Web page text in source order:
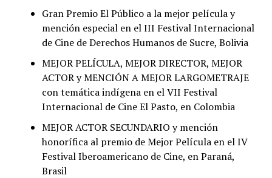
Gran Premio El Público a la mejor película y
mención especial en el III Festival Internacional
de Cine de Derechos Humanos de Sucre, Bolivia
MEJOR PELÍCULA, MEJOR DIRECTOR, MEJOR
ACTOR y MENCIÓN A MEJOR LARGOMETRAJE
con temática indígena en el VII Festival
Internacional de Cine El Pasto, en Colombia
MEJOR ACTOR SECUNDARIO y mención
honorífica al premio de Mejor Película en el IV
Festival Iberoamericano de Cine, en Paraná,
Brasil